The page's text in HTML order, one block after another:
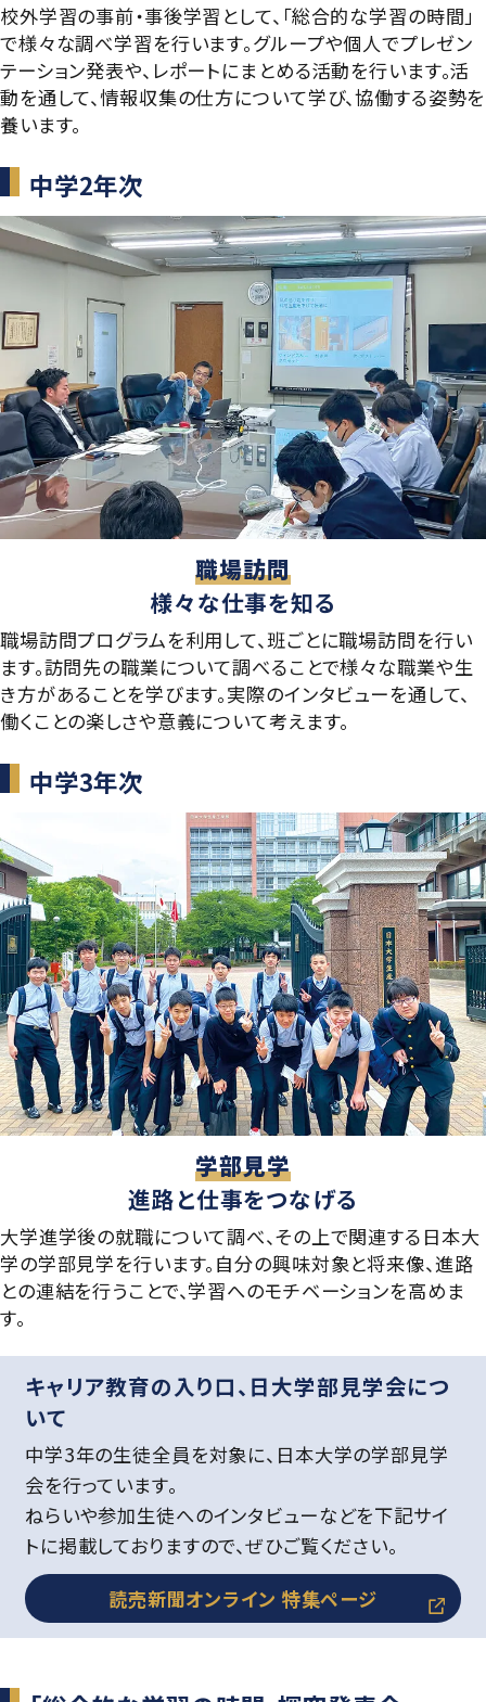
校外学習の事前・事後学習として、「総合的な学習の時間」
で様々な調べ学習を行います。グループや個人でプレゼン
テーション発表や、レポートにまとめる活動を行います。活
動を通して、情報収集の仕方について学び、協働する姿勢を
養います。
中学2年次
職場訪問
様々な仕事を知る
職場訪問プログラムを利用して、班ごとに職場訪問を行い
ます。訪問先の職業について調べることで様々な職業や生
き方があることを学びます。実際のインタビューを通して、
働くことの楽しさや意義について考えます。
中学3年次
学部見学
進路と仕事をつなげる
大学進学後の就職について調べ、その上で関連する日本大
学の学部見学を行います。自分の興味対象と将来像、進路
との連結を行うことで、学習へのモチベーションを高めま
す。
キャリア教育の入り口、日大学部見学会につ
いて
中学3年の生徒全員を対象に、日本大学の学部見学
会を行っています。
ねらいや参加生徒へのインタビューなどを下記サイ
トに掲載しておりますので、ぜひご覧ください。
読売新聞オンライン 特集ページ